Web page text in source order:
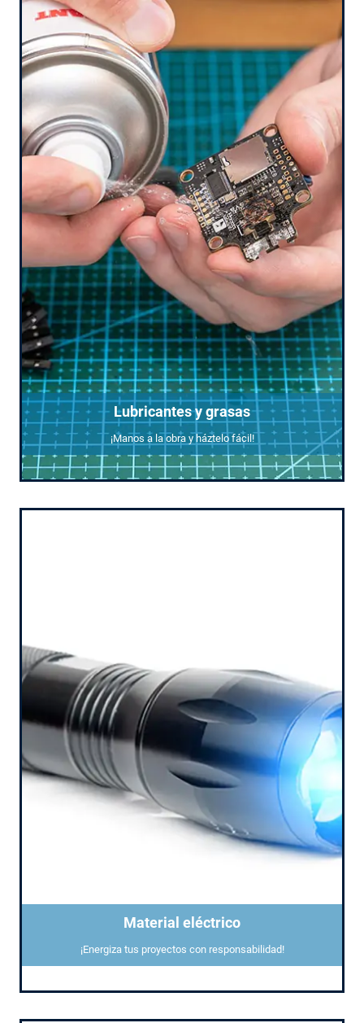
Lubricantes y grasas
¡Manos a la obra y háztelo fácil!
Material eléctrico
¡Energiza tus proyectos con responsabilidad!